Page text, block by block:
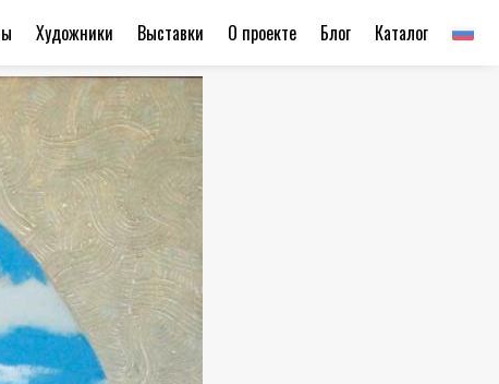
Каталог
Блог
О проекте
Выставки
Художники